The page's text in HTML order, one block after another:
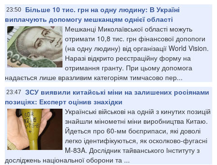
23:50
Більше 10 тис. грн на одну людину: В Україні
виплачують допомогу мешканцям однієї області
Мешканці Миколаївської області можуть
отримати 10,8 тис. грн фінансової допопоги
(на одну людину) від організації World Vision.
Наразі відкрито реєстраційну форму на
отримання гранту. При цьому допомога
надається лише вразливим категоріям тимчасово пер...
23:47
ЗСУ виявили китайські міни на залишених росіянами
позиціях: Експерт оцінив знахідки
Українські військові на одній з кинутих позицій
знайшли мінометні міни виробництва Китаю.
Йдеться про 60-мм боєприпаси, які доволі
легко ідентифікуються, як осколково-фугасні
M-83A. Дослідник тайванського Інституту з
досліджень національної оборони та ...